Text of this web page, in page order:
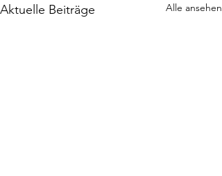
Aktuelle Beiträge Alle ansehen